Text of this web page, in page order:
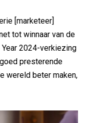
[marketeer]
tot winnaar van de
Year 2024-verkiezing
presterende
wereld beter maken,